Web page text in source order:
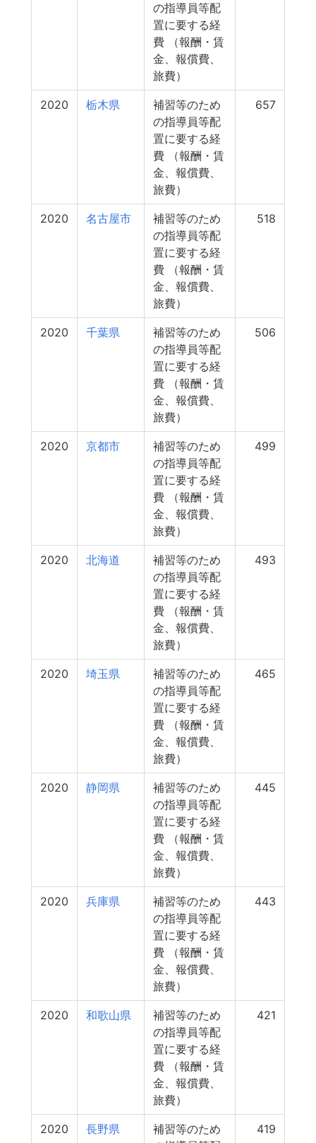
の指導員等配
置に要する経
費 （報酬・賃
金、報償費、
旅費）
2020 栃木県
補習等のため
の指導員等配
置に要する経
費 （報酬・賃
金、報償費、
旅費）
657
2020 名古屋市
補習等のため
の指導員等配
置に要する経
費 （報酬・賃
金、報償費、
旅費）
518
2020 千葉県
補習等のため
の指導員等配
置に要する経
費 （報酬・賃
金、報償費、
旅費）
506
2020 京都市
補習等のため
の指導員等配
置に要する経
費 （報酬・賃
金、報償費、
旅費）
499
2020 北海道
補習等のため
の指導員等配
置に要する経
費 （報酬・賃
金、報償費、
旅費）
493
2020 埼玉県
補習等のため
の指導員等配
置に要する経
費 （報酬・賃
金、報償費、
旅費）
465
2020 静岡県
補習等のため
の指導員等配
置に要する経
費 （報酬・賃
金、報償費、
旅費）
445
2020 兵庫県
補習等のため
の指導員等配
置に要する経
費 （報酬・賃
金、報償費、
旅費）
443
2020 和歌山県
補習等のため
の指導員等配
置に要する経
費 （報酬・賃
金、報償費、
旅費）
421
2020 長野県
補習等のため
419